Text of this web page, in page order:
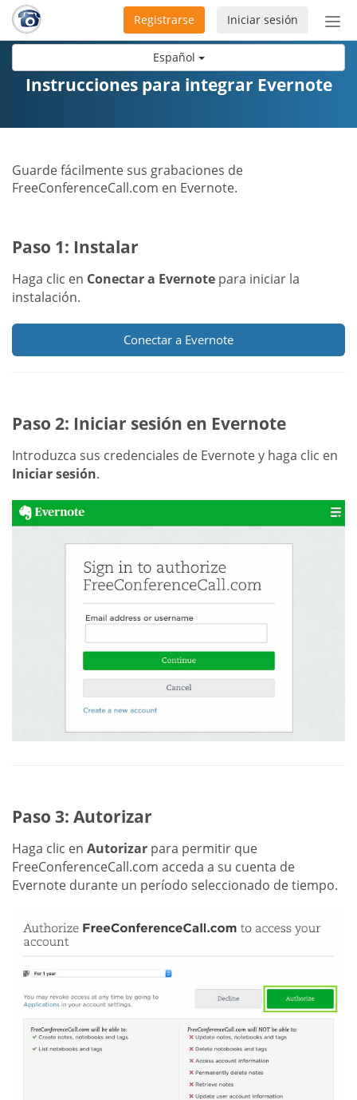
Español
de
Iniciar sesión
Registrarse
Instrucciones para integrar Evernote
Guarde fácilmente sus grabaciones de
FreeConferenceCall.com en Evernote.
Paso 1: Instalar
Haga clic en Conectar a Evernote para iniciar la
instalación.
Conectar a Evernote
Paso 2: Iniciar sesión en Evernote
Introduzca sus credenciales de Evernote y haga clic en
Iniciar sesión.
Paso 3: Autorizar
Haga clic en Autorizar para permitir que
FreeConferenceCall.com acceda a su cuenta de
Evernote durante un período seleccionado de tiempo.